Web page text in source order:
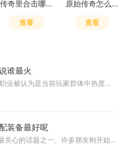
传奇里合击哪个组合最厉害啊
查看
原始传奇怎么打高爆最简单
查看
谁最火
50虎卫传说的法师职业被认为是当前玩家群体中热度最高的选择。这个版本的法师拥有极其强大的召唤能力，能够通过诱惑之光技能收服各种怪物作为战斗助手。虎卫和鹰卫是法师最核心
装备最好呢
装备分配是兄弟们最关心的话题之一。许多朋友刚开始玩时都会纠结该优先给哪个角色配装备，这确实是个值得认真探讨的问题。在资源有限的情况下，建议优先为主号配置核心装备，